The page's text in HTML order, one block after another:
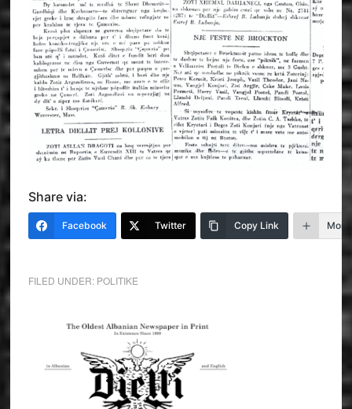
Share via:
Facebook Twitter Copy Link More
FILED UNDER: POLITIKE